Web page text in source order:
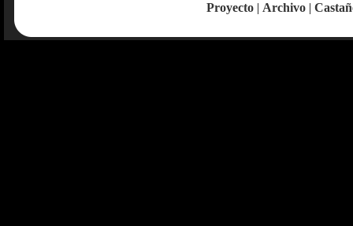
Proyecto | Archivo |